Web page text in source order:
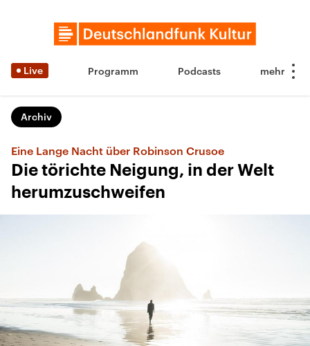
Live Programm Podcasts
Archiv
Eine Lange Nacht über Robinson Crusoe
Die törichte Neigung, in der Welt
herumzuschweifen